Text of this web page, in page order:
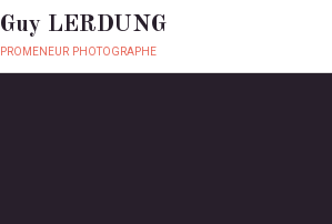
Guy LERDUNG
promeneur photographe